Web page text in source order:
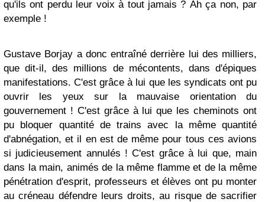
qu'ils ont perdu leur voix à tout jamais ? Ah ça non, par
exemple !
Gustave Borjay a donc entraîné derrière lui des milliers,
que dit-il, des millions de mécontents, dans d'épiques
manifestations. C'est grâce à lui que les syndicats ont pu
ouvrir les yeux sur la mauvaise orientation du
gouvernement ! C'est grâce à lui que les cheminots ont
pu bloquer quantité de trains avec la même quantité
d'abnégation, et il en est de même pour tous ces avions
si judicieusement annulés ! C'est grâce à lui que, main
dans la main, animés de la même flamme et de la même
pénétration d'esprit, professeurs et élèves ont pu monter
au créneau défendre leurs droits, au risque de sacrifier